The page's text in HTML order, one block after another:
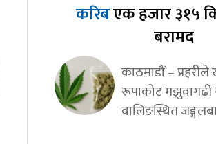
करिबएक हजार ३१५
बरामद
काठमाडौं –
रूपाकोट
वालिङस्थित